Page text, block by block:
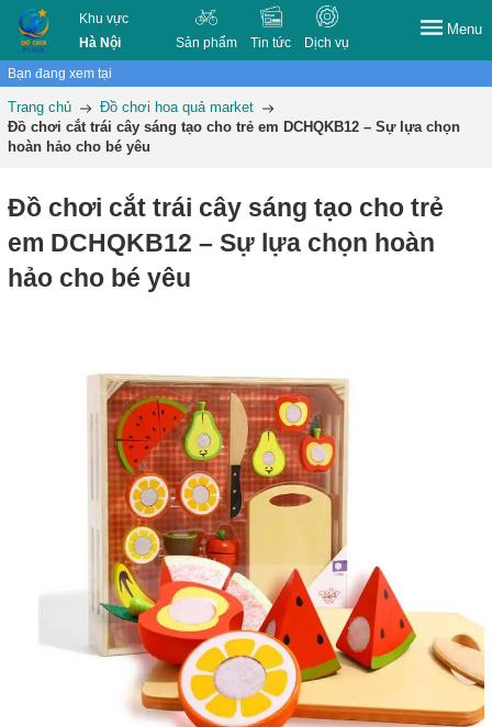
Khu vực
Hà Nội
Sản phẩm Tin tức Dịch vụ
Menu
Bạn đang xem tại
Trang chủ
Đồ chơi hoa quả market
Đồ chơi cắt trái cây sáng tạo cho trẻ em DCHQKB12 – Sự lựa chọn
hoàn hảo cho bé yêu
Đồ chơi cắt trái cây sáng tạo cho trẻ
em DCHQKB12 – Sự lựa chọn hoàn
hảo cho bé yêu